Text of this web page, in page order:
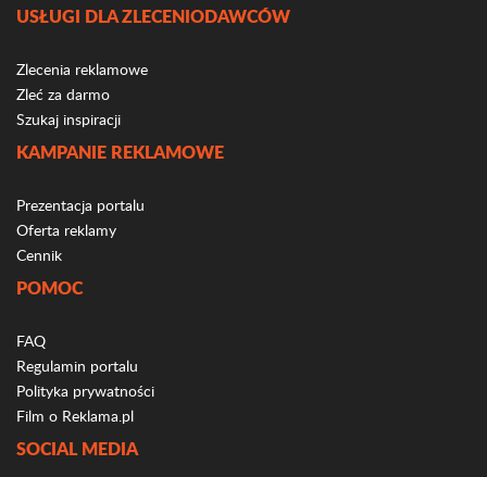
USŁUGI DLA ZLECENIODAWCÓW
Zlecenia reklamowe
Zleć za darmo
Szukaj inspiracji
KAMPANIE REKLAMOWE
Prezentacja portalu
Oferta reklamy
Cennik
POMOC
FAQ
Regulamin portalu
Polityka prywatności
Film o Reklama.pl
SOCIAL MEDIA